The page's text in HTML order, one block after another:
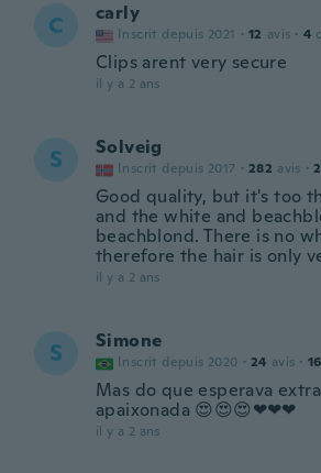
C carly
Inscrit depuis 2021 · 12 avis · 4
Clips arent very secure
il y a 2 ans
S Solveig
Inscrit depuis 2017 · 282 avis ·
Good quality, but it's too
and the white and
beachblond. There is no
therefore the hair is only
il y a 2 ans
S Simone
Inscrit depuis 2020 · 24 avis · 16
Mas do que esperava
apaixonada 😍😍😍❤❤❤
il y a 2 ans